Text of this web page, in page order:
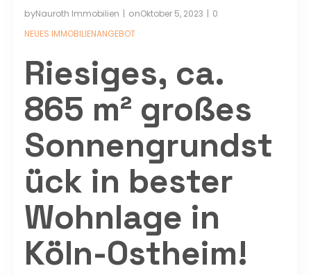
byNauroth Immobilien | onOktober 5, 2023 | 0
NEUES IMMOBILIENANGEBOT
Riesiges, ca.
865 m² großes
Sonnengrundst
ück in bester
Wohnlage in
Köln-Ostheim!